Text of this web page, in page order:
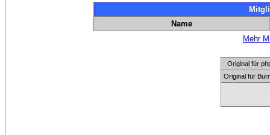
Name
Mehr
Original für
Original für